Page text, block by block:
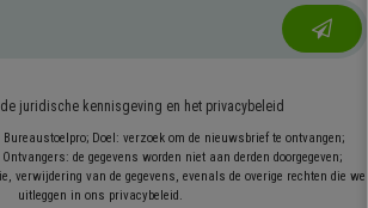
de juridische kennisgeving en het privacybeleid
Doel: verzoek om de nieuwsbrief te ontvangen;
de gegevens worden niet aan derden doorgegeven;
verwijdering van de gegevens, evenals de overige rechten die we
uitleggen in ons privacybeleid.